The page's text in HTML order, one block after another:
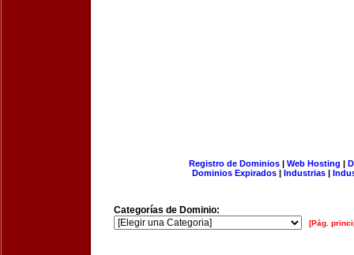
Registro de Dominios| Web Hosting |
Dominios Expirados | Industrias |
Categorías de Dominio:
[Pág.